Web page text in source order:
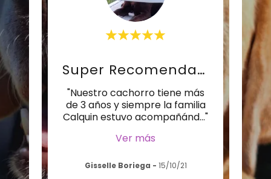
..."
Super Recomendables!
"Nuestro cachorro tiene más
de 3 años y siempre la familia
Calquin estuvo acompañánd..."
Ver más
Gisselle Boriega - 15/10/21
"Es
por